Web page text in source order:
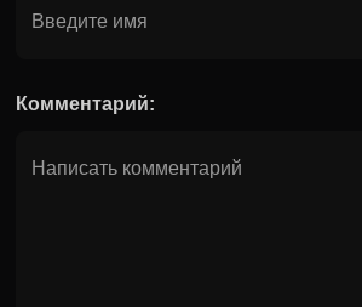
Комментарий: